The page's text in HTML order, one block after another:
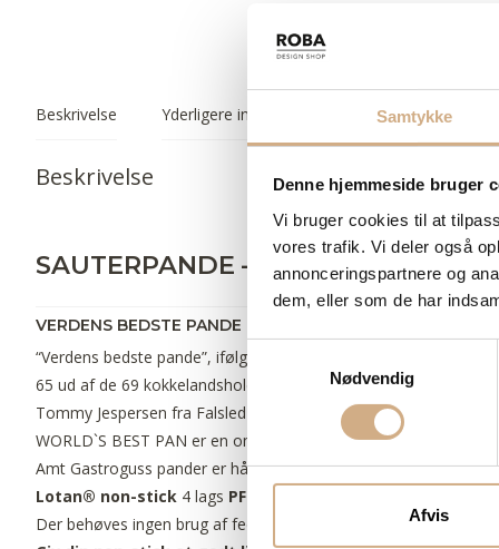
Samtykke
Denne hjemmeside bruger
Vi bruger cookies til at
vores trafik. Vi deler også
annonceringspartnere og
dem, eller som de har
S
Nødvendig
Afvis
Beskrivelse Yderligere information
Beskrivelse
SAUTERPANDE – INDUKTIONMED
VERDENS BEDSTE PANDE “WORLD’S BEST PAN” FRA
“Verdens bedste pande”, ifølge VKD, den største tyske Kokke
65 ud af de 69 kokkelandshold bruger WORLD´S BEST PAN I
Tommy Jespersen fra Falsled Kro på Fyn har været en del af
WORLD`S BEST PAN er en omfattende serie af kogegrej
Amt Gastroguss pander er håndstøbte og fås enten med eller
Lotan® non-stick 4 lags PFOA fri belægning
Der behøves ingen brug af fedtstof ved stegningen, Lotan